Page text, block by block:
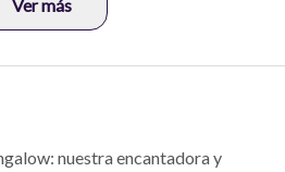
Ver más
nuestra encantadora y